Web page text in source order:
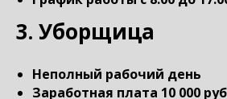
3. Уборщица
Неполный рабочий день
Заработная плата 10 000